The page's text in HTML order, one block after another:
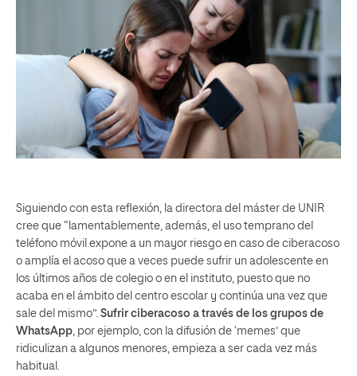
Siguiendo con esta reflexión, la directora del máster de UNIR
cree que “lamentablemente, además, el uso temprano del
teléfono móvil expone a un mayor riesgo en caso de ciberacoso
o amplía el acoso que a veces puede sufrir un adolescente en
los últimos años de colegio o en el instituto, puesto que no
acaba en el ámbito del centro escolar y continúa una vez que
sale del mismo”. Sufrir ciberacoso a través de los grupos de
WhatsApp, por ejemplo, con la difusión de ‘memes’ que
ridiculizan a algunos menores, empieza a ser cada vez más
habitual.